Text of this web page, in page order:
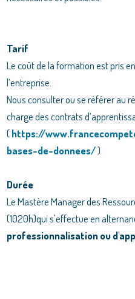
Tarif
Le coût de la formation est pris en
l’entreprise.
Nous consulter ou se référer au
charge des contrats
(https://
bases-de-donnees/)
Durée
Le Mastère Manager des
(1020h)qui s'effectue en
professionnalisation ou